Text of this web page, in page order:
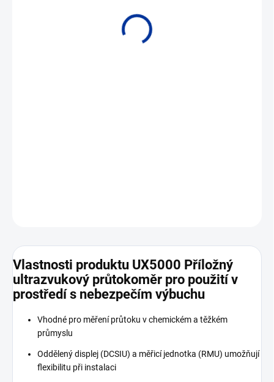
Vlastnosti produktu UX5000 Příložný
ultrazvukový průtokoměr pro použití v
prostředí s nebezpečím výbuchu
Vhodné pro měření průtoku v chemickém a těžkém
průmyslu
Oddělený displej (DCSIU) a měřicí jednotka (RMU) umožňují
flexibilitu při instalaci